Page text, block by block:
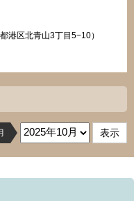
港区北青山3丁目5−10）